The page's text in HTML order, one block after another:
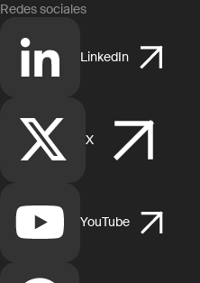
Redes sociales
LinkedIn
X
YouTube